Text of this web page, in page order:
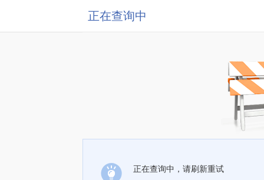
正在查询中
正在查询中，请刷新重试